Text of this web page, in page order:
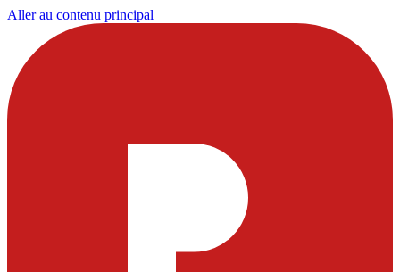
Aller au contenu principal